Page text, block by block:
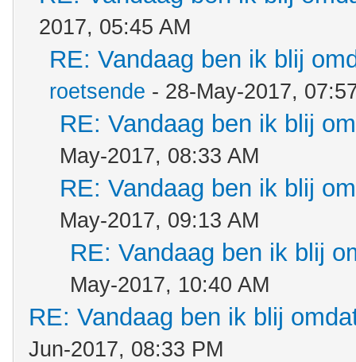
2017, 05:45 AM
RE: Vandaag ben ik blij
roetsende - 28-May-2017,
RE: Vandaag ben ik blij
May-2017, 08:33 AM
RE: Vandaag ben ik blij
May-2017, 09:13 AM
RE: Vandaag ben ik blij
May-2017, 10:40 AM
RE: Vandaag ben ik blij
Jun-2017, 08:33 PM